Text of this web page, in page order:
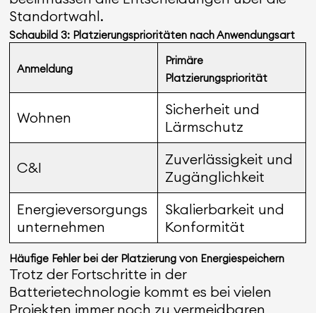
Standortwahl.
Schaubild 3: Platzierungsprioritäten nach Anwendungsart
Anmeldung
Primäre
Platzierungspriorität
Wohnen
Sicherheit und
Lärmschutz
C&I
Zuverlässigkeit und
Zugänglichkeit
Energieversorgungs
unternehmen
Skalierbarkeit und
Konformität
Häufige Fehler bei der Platzierung von Energiespeichern
Trotz der Fortschritte in der
Batterietechnologie kommt es bei vielen
Projekten immer noch zu vermeidbaren